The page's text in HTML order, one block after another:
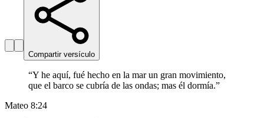
Compartir versículo
“Y he aquí, fué hecho en la mar un gran movimiento,
que el barco se cubría de las ondas; mas él dormía.”
Mateo 8:24